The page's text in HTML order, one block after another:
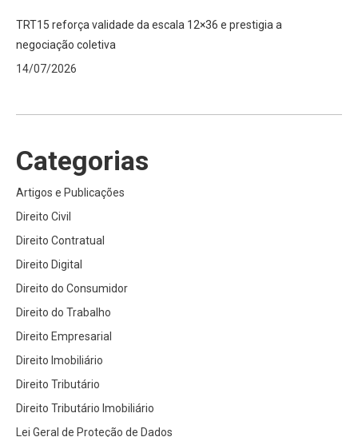
TRT15 reforça validade da escala 12×36 e prestigia a
negociação coletiva
14/07/2026
Categorias
Artigos e Publicações
Direito Civil
Direito Contratual
Direito Digital
Direito do Consumidor
Direito do Trabalho
Direito Empresarial
Direito Imobiliário
Direito Tributário
Direito Tributário Imobiliário
Lei Geral de Proteção de Dados